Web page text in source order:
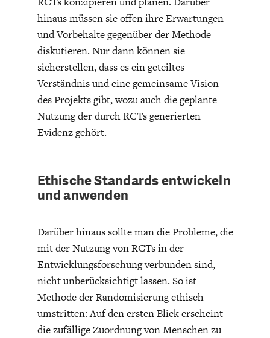
STATUS QUO DER
DEUTSCHEN VWL
DIE POSITIONEN DER
WIRTSCHAFTSWEISEN
OUTPUT GAP
UNGLEICHHEIT
hinaus müssen sie offen ihre Erwartungen
und Vorbehalte gegenüber der Methode
diskutieren. Nur dann können sie
sicherstellen, dass es ein geteiltes
Verständnis und eine gemeinsame Vision
des Projekts gibt, wozu auch die geplante
Nutzung der durch RCTs generierten
Evidenz gehört.
Ethische Standards entwickeln
und anwenden
Darüber hinaus sollte man die Probleme, die
mit der Nutzung von RCTs in der
Entwicklungsforschung verbunden sind,
nicht unberücksichtigt lassen. So ist
Methode der Randomisierung ethisch
umstritten: Auf den ersten Blick erscheint
die zufällige Zuordnung von Menschen zu